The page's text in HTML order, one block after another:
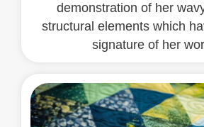
demonstration of her
structural elements which
signature of her